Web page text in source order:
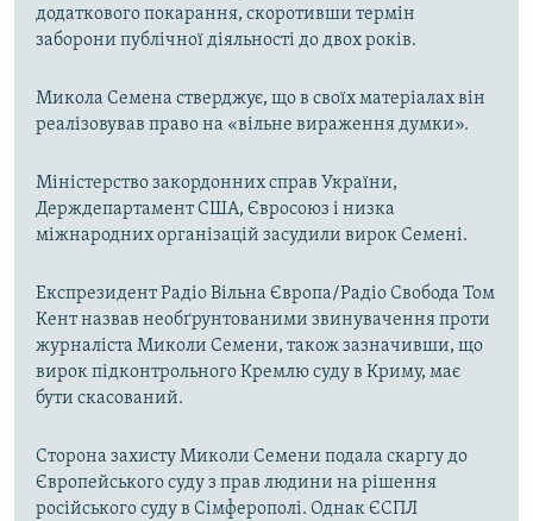
додаткового покарання, скоротивши термін
заборони публічної діяльності до двох років.
Микола Семена стверджує, що в своїх матеріалах він
реалізовував право на «вільне вираження думки».
Міністерство закордонних справ України,
Держдепартамент США, Євросоюз і низка
міжнародних організацій засудили вирок Семені.
Експрезидент Радіо Вільна Європа/Радіо Свобода Том
Кент назвав необґрунтованими звинувачення проти
журналіста Миколи Семени, також зазначивши, що
вирок підконтрольного Кремлю суду в Криму, має
бути скасований.
Сторона захисту Миколи Семени подала скаргу до
Європейського суду з прав людини на рішення
російського суду в Сімферополі. Однак ЄСПЛ